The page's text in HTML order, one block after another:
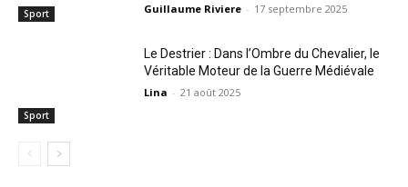
Sport Guillaume Riviere - 17 septembre 2025
Sport
Le Destrier : Dans l’Ombre du Chevalier, le
Véritable Moteur de la Guerre Médiévale
Lina - 21 août 2025